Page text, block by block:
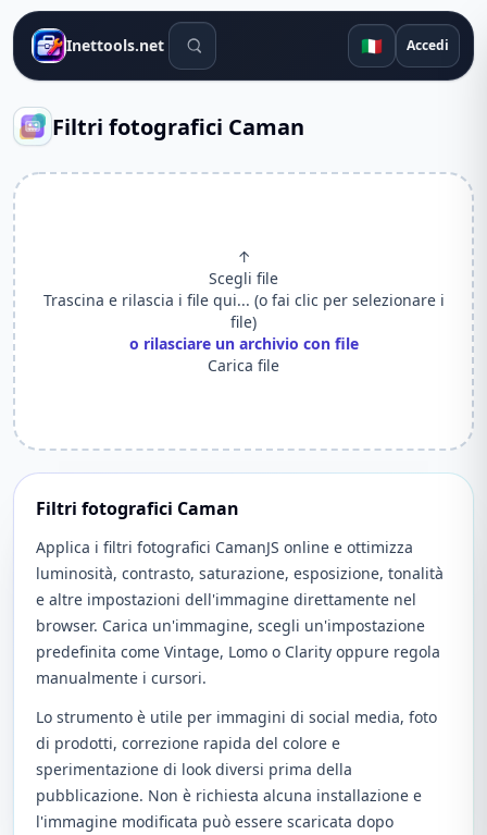
Inettools.net Strumenti di ricerca 🇮🇹 Accedi
Filtri fotografici Caman
↑
Scegli file
Trascina e rilascia i file qui... (o fai clic per selezionare i
file)
o rilasciare un archivio con file
Carica file
Filtri fotografici Caman
Applica i filtri fotografici CamanJS online e ottimizza
luminosità, contrasto, saturazione, esposizione, tonalità
e altre impostazioni dell'immagine direttamente nel
browser. Carica un'immagine, scegli un'impostazione
predefinita come Vintage, Lomo o Clarity oppure regola
manualmente i cursori.
Lo strumento è utile per immagini di social media, foto
di prodotti, correzione rapida del colore e
sperimentazione di look diversi prima della
pubblicazione. Non è richiesta alcuna installazione e
l'immagine modificata può essere scaricata dopo